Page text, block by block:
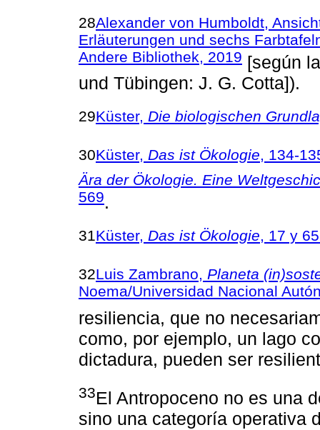
28Alexander von Humboldt,
Erläuterungen und sechs
Andere Bibliothek, 2019 [según
und Tübingen: J. G. Cotta]).
29Küster, Die biologischen
30Küster, Das ist Ökologie, 134-
Ära der Ökologie. Eine
569.
31Küster, Das ist Ökologie, 17 y
32Luis Zambrano, Planeta
Noema/Universidad Nacional
resiliencia, que no
como, por ejemplo, un lago
dictadura, pueden ser
33El Antropoceno no es una
sino una categoría operativa